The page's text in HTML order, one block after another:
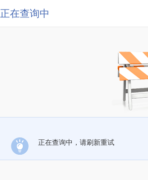
正在查询中
正在查询中，请刷新重试